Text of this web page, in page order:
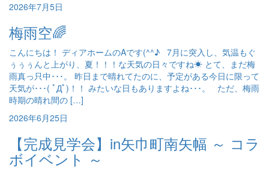
2026年7月5日
梅雨空🌈
こんにちは！ ディアホームのAです(^^♪ 7月に突入し、気温もぐ
ぅぅぅんと上がり、夏！！！な天気の日々ですね☀ とて、まだ梅
雨真っ只中･･･。 昨日まで晴れてたのに、予定がある今日に限って
天気が･･･( ﾟДﾟ)！！ みたいな日もありますよね･･･。 ただ、梅雨
時期の晴れ間の […]
2026年6月25日
【完成見学会】in矢巾町南矢幅 ～ コラ
ボイベント ～